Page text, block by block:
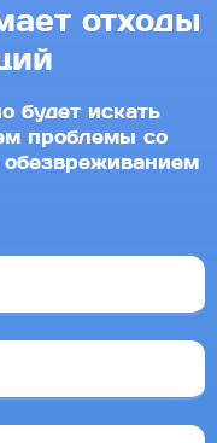
отходы
будет искать
проблемы со